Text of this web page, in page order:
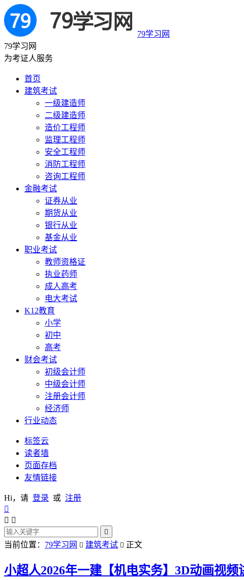
79学习网
79学习网
为考证人服务
首页
建筑考试
一级建造师
二级建造师
造价工程师
监理工程师
安全工程师
消防工程师
咨询工程师
金融考试
证券从业
期货从业
银行从业
基金从业
职业考试
教师资格证
执业药师
成人高考
电大考试
K12教育
小学
初中
高考
财会考试
初级会计师
中级会计师
注册会计师
经济师
行业动态
标签云
读者墙
页面存档
友情链接
Hi，请 登录 或 注册

 

当前位置： 79学习网  建筑考试  正文
小超人2026年一建【机电实务】3D动画视频